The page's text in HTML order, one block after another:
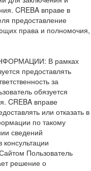
CREBA вправе в
предоставление
права и полномочия,
В рамках
предоставлять
за
обязуется
CREBA вправе
или отказать в
по такому
сведений
консультации
Пользователь
решение о